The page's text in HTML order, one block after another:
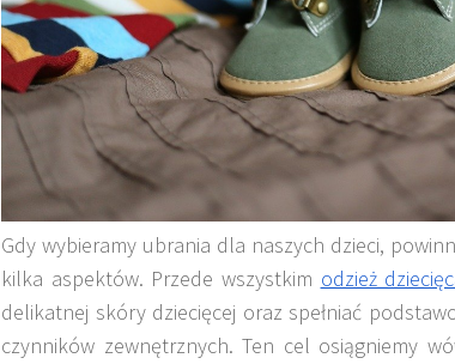
Gdy wybieramy ubrania dla naszych dzieci,
kilka aspektów. Przede wszystkim odzież
delikatnej skóry dziecięcej oraz spełniać
czynników zewnętrznych. Ten cel osiągniemy